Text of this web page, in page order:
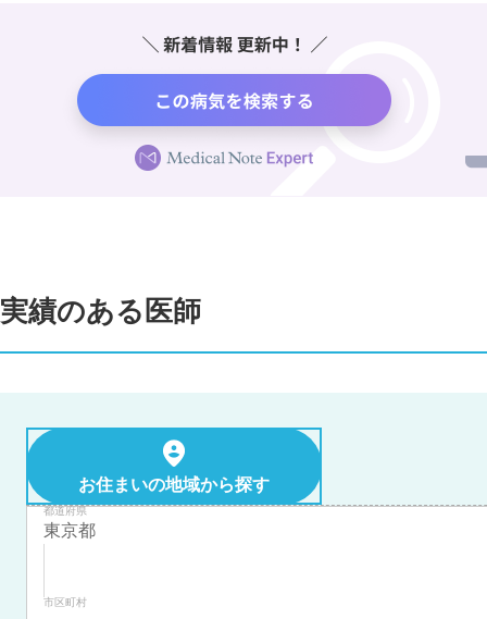
実績のある医師
お住まいの地域から探す
都道府県
市区町村